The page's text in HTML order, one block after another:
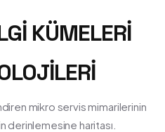
KÜMELERI
mikro servis mimarilerinin
derinlemesine haritası.